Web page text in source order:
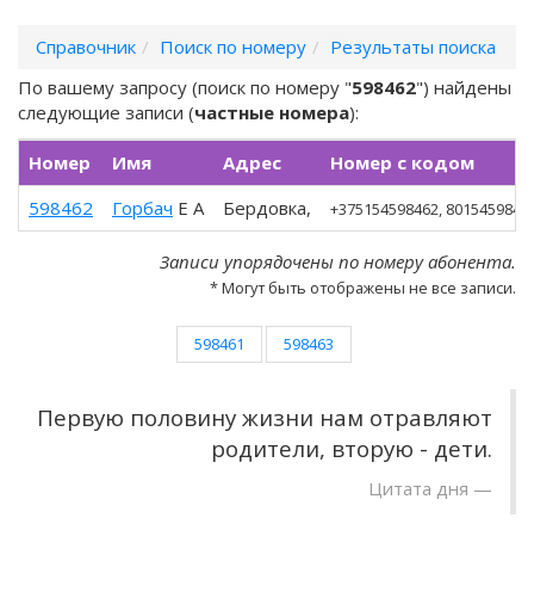
Справочник Поиск по номеру
Результаты поиска
По вашему запросу (поиск по номеру "598462") найдены
следующие записи (частные номера):
Номер Имя Адрес
Номер с кодом
598462
Горбач Е А Бердовка, +375154598462 ,
Записи упорядочены по номеру абонента.
* Могут быть отображены не все записи.
598461 598463
Первую половину жизни нам отравляют
родители, вторую - дети.
Цитата дня